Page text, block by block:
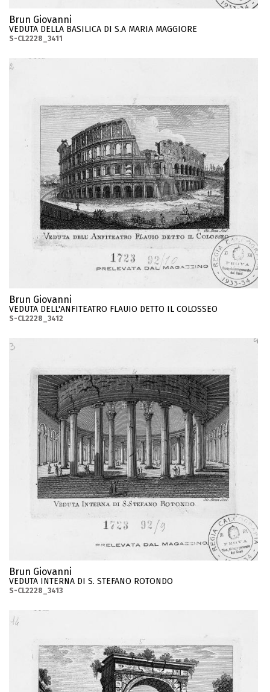
Brun Giovanni
VEDUTA DELLA BASILICA DI S.A MARIA MAGGIORE
S-CL2228_3411
Brun Giovanni
VEDUTA DELL'ANFITEATRO FLAUIO DETTO IL COLOSSEO
S-CL2228_3412
Brun Giovanni
VEDUTA INTERNA DI S. STEFANO ROTONDO
S-CL2228_3413